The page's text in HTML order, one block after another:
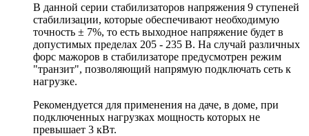
В данной серии стабилизаторов напряжения 9 ступеней
стабилизации, которые обеспечивают необходимую
точность ± 7%, то есть выходное напряжение будет в
допустимых пределах 205 - 235 В. На случай различных
форс мажоров в стабилизаторе предусмотрен режим
"транзит", позволяющий напрямую подключать сеть к
нагрузке.
Рекомендуется для применения на даче, в доме, при
подключенных нагрузках мощность которых не
превышает 3 кВт.